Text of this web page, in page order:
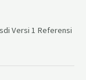
Versi 1 Referensi